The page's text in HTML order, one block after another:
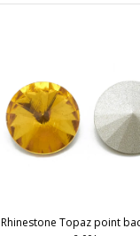
Rhinestone Topaz point